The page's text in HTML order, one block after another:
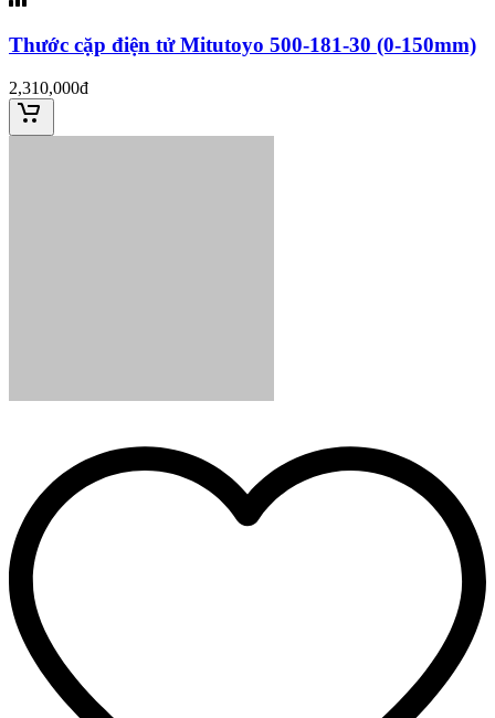
Thước cặp điện tử Mitutoyo 500-181-30 (0-150mm)
2,310,000đ